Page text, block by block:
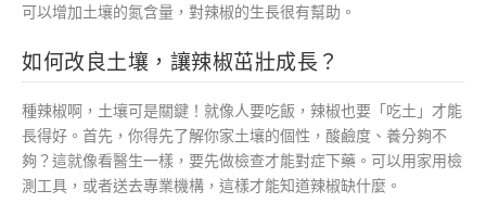
可以增加土壤的氮含量，對辣椒的生長很有幫助。
如何改良土壤，讓辣椒茁壯成長？
種辣椒啊，土壤可是關鍵！就像人要吃飯，辣椒也要「吃土」才能
長得好。首先，你得先了解你家土壤的個性，酸鹼度、養分夠不
夠？這就像看醫生一樣，要先做檢查才能對症下藥。可以用家用檢
測工具，或者送去專業機構，這樣才能知道辣椒缺什麼。